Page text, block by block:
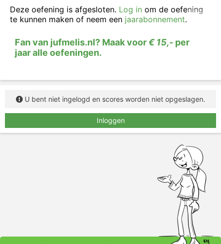
Deze oefening is afgesloten. Log in om de oefening
te kunnen maken of neem een jaarabonnement.
Fan van jufmelis.nl? Maak voor€ 15,- per
jaar alle oefeningen.
U bent niet ingelogd en scores worden niet opgeslagen.
Inloggen